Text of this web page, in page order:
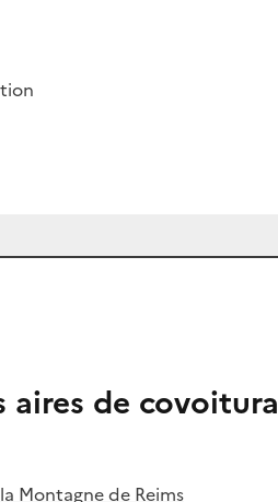
aires de
Montagne de Reims